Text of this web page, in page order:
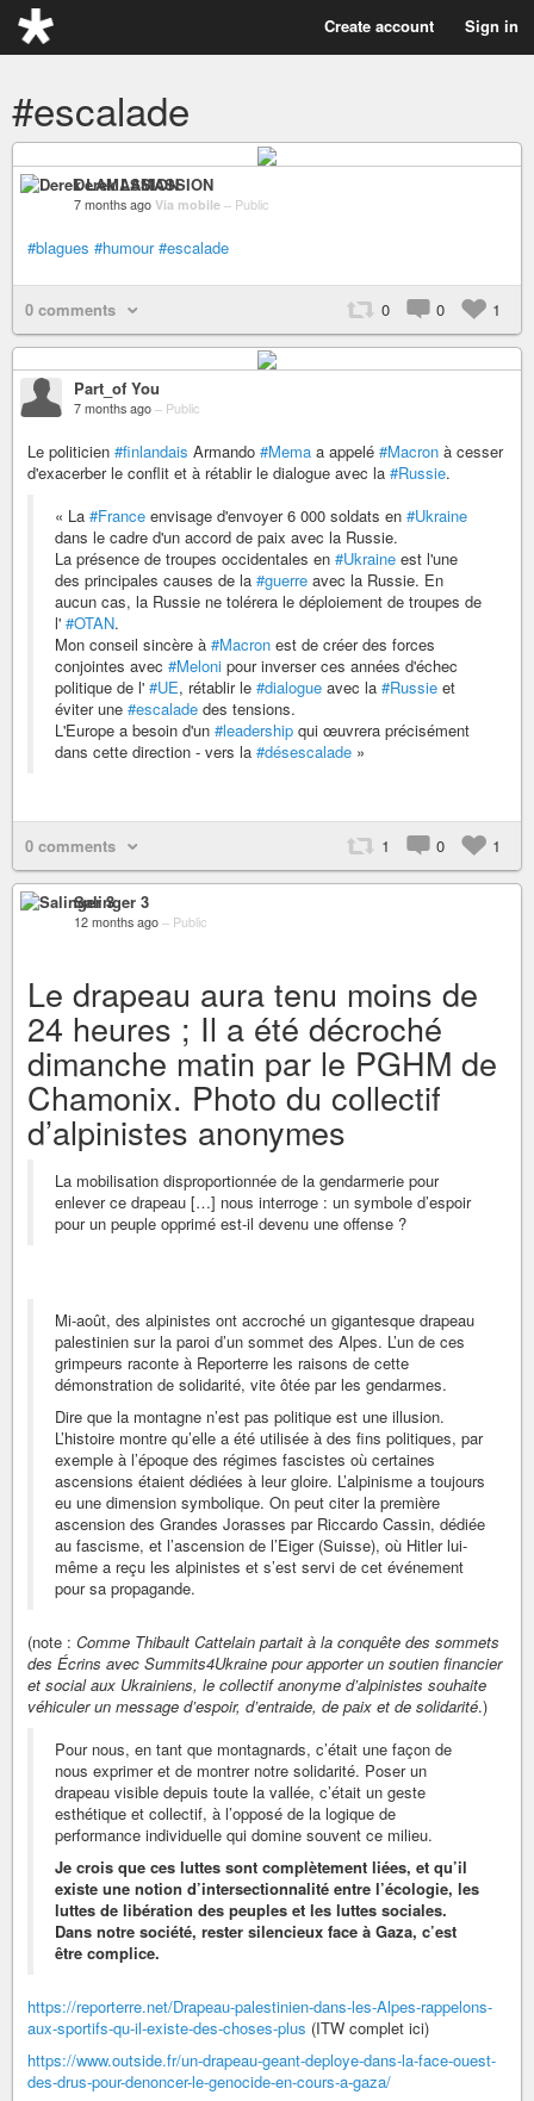
Create account Sign in
#escalade
Derek LAMASSION
7 months ago Via mobile – Public
#blagues #humour #escalade
0 comments 0 0 1
Part_of You
7 months ago – Public
Le politicien #finlandais Armando #Mema a appelé #Macron à cesser
d'exacerber le conflit et à rétablir le dialogue avec la #Russie.
« La #France envisage d'envoyer 6 000 soldats en #Ukraine
dans le cadre d'un accord de paix avec la Russie.
La présence de troupes occidentales en #Ukraine est l'une
des principales causes de la #guerre avec la Russie. En
aucun cas, la Russie ne tolérera le déploiement de troupes de
l' #OTAN.
Mon conseil sincère à #Macron est de créer des forces
conjointes avec #Meloni pour inverser ces années d'échec
politique de l' #UE, rétablir le #dialogue avec la #Russie et
éviter une #escalade des tensions.
L'Europe a besoin d'un #leadership qui œuvrera précisément
dans cette direction - vers la #désescalade »
0 comments 1 0 1
Salinger 3
12 months ago – Public
Le drapeau aura tenu moins de
24 heures ; Il a été décroché
dimanche matin par le PGHM de
Chamonix. Photo du collectif
d’alpinistes anonymes
La mobilisation disproportionnée de la gendarmerie pour
enlever ce drapeau […] nous interroge : un symbole d’espoir
pour un peuple opprimé est-il devenu une offense ?
Mi-août, des alpinistes ont accroché un gigantesque drapeau
palestinien sur la paroi d’un sommet des Alpes. L’un de ces
grimpeurs raconte à Reporterre les raisons de cette
démonstration de solidarité, vite ôtée par les gendarmes.
Dire que la montagne n’est pas politique est une illusion.
L’histoire montre qu’elle a été utilisée à des fins politiques, par
exemple à l’époque des régimes fascistes où certaines
ascensions étaient dédiées à leur gloire. L’alpinisme a toujours
eu une dimension symbolique. On peut citer la première
ascension des Grandes Jorasses par Riccardo Cassin, dédiée
au fascisme, et l’ascension de l’Eiger (Suisse), où Hitler lui-
même a reçu les alpinistes et s’est servi de cet événement
pour sa propagande.
(note : Comme Thibault Cattelain partait à la conquête des sommets
des Écrins avec Summits4Ukraine pour apporter un soutien financier
et social aux Ukrainiens, le collectif anonyme d’alpinistes souhaite
véhiculer un message d’espoir, d’entraide, de paix et de solidarité.)
Pour nous, en tant que montagnards, c’était une façon de
nous exprimer et de montrer notre solidarité. Poser un
drapeau visible depuis toute la vallée, c’était un geste
esthétique et collectif, à l’opposé de la logique de
performance individuelle qui domine souvent ce milieu.
Je crois que ces luttes sont complètement liées, et qu’il
existe une notion d’intersectionnalité entre l’écologie, les
luttes de libération des peuples et les luttes sociales.
Dans notre société, rester silencieux face à Gaza, c’est
être complice.
https://reporterre.net/Drapeau-palestinien-dans-les-Alpes-rappelons-
aux-sportifs-qu-il-existe-des-choses-plus (ITW complet ici)
https://www.outside.fr/un-drapeau-geant-deploye-dans-la-face-ouest-
des-drus-pour-denoncer-le-genocide-en-cours-a-gaza/